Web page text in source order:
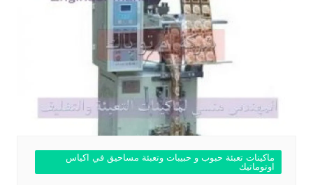
ماكينات تعبئة حبوب و حبيبات وتعبئة مساحيق في اكياس
اوتوماتيك